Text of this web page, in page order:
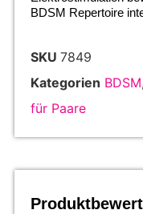
BDSM Repertoire
SKU 7849
Kategorien BDSM,
für Paare